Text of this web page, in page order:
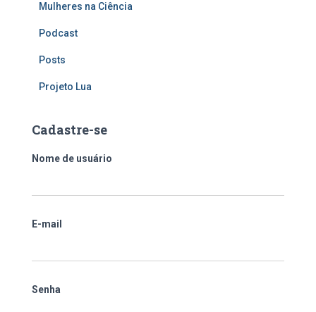
Mulheres na Ciência
Podcast
Posts
Projeto Lua
Cadastre-se
Nome de usuário
E-mail
Senha